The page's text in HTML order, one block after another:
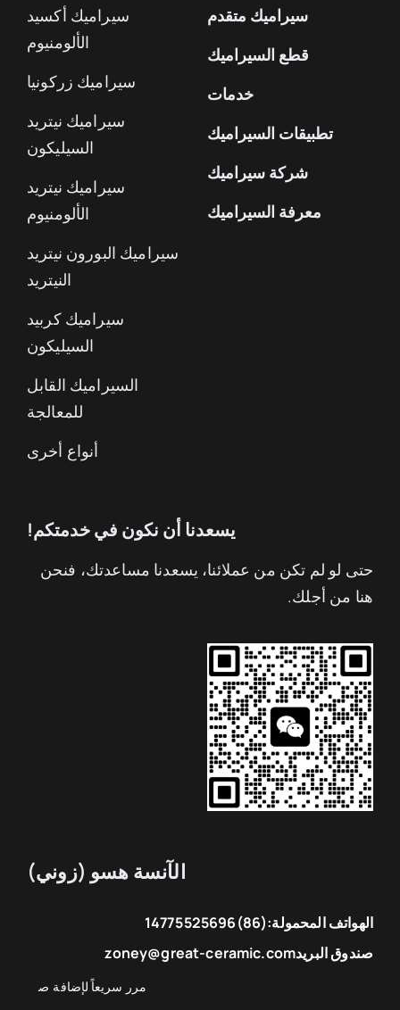
سيراميك متقدم
قطع السيراميك
خدمات
تطبيقات السيراميك
شركة سيراميك
معرفة السيراميك
سيراميك أكسيد
الألومنيوم
سيراميك زركونيا
سيراميك نيتريد
السيليكون
سيراميك نيتريد
الألومنيوم
سيراميك البورون نيتريد
النيتريد
سيراميك كربيد
السيليكون
السيراميك القابل
للمعالجة
أنواع أخرى
يسعدنا أن نكون في خدمتكم!
حتى لو لم تكن من عملائنا، يسعدنا مساعدتك، فنحن
هنا من أجلك.
الآنسة هسو (زوني)
الهواتف المحمولة:(86)14775525696
صندوق البريدzoney@great-ceramic.com